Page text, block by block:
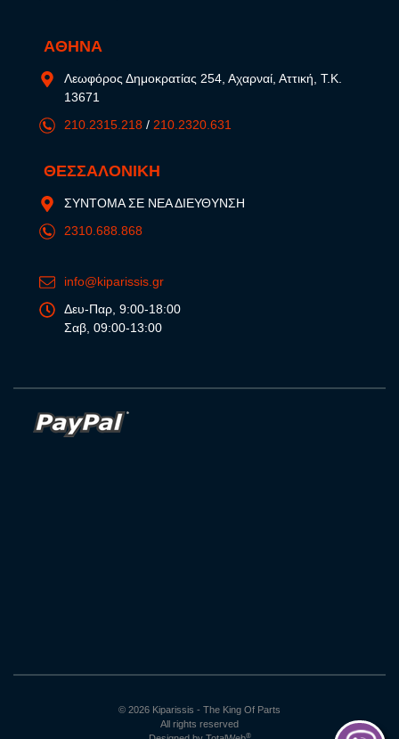
ΑΘΗΝΑ
Λεωφόρος Δημοκρατίας 254, Αχαρναί, Αττική, Τ.Κ.
13671
210.2315.218 / 210.2320.631
ΘΕΣΣΑΛΟΝΙΚΗ
ΣΥΝΤΟΜΑ ΣΕ ΝΕΑ ΔΙΕΥΘΥΝΣΗ
2310.688.868
info@kiparissis.gr
Δευ-Παρ, 9:00-18:00
Σαβ, 09:00-13:00
© 2026 Kiparissis - The King Of Parts
All rights reserved
®